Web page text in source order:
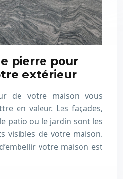
pierre pour
extérieur
de votre maison vous
en valeur. Les façades,
patio ou le jardin sont les
visibles de votre maison.
votre maison est